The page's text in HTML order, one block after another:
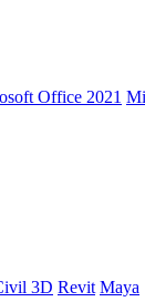
Office 2021
3D Revit Maya